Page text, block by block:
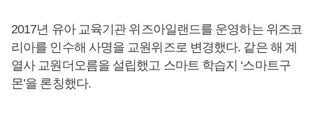
2017년 유아 교육기관 위즈아일랜드를 운영하는 위즈코
리아를 인수해 사명을 교원위즈로 변경했다. 같은 해 계
열사 교원더오름을 설립했고 스마트 학습지 ‘스마트구
몬’을 론칭했다.